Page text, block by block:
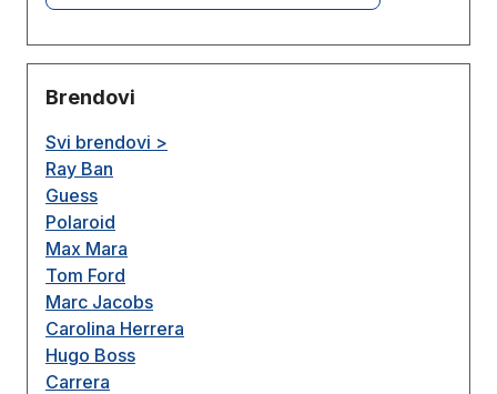
Brendovi
Svi brendovi >
Ray Ban
Guess
Polaroid
Max Mara
Tom Ford
Marc Jacobs
Carolina Herrera
Hugo Boss
Carrera